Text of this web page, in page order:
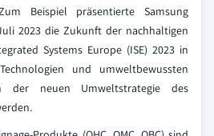
Beispiel präsentierte Samsung
2023 die Zukunft der nachhaltigen
Systems Europe (ISE) 2023 in
und umweltbewussten
der neuen Umweltstrategie des